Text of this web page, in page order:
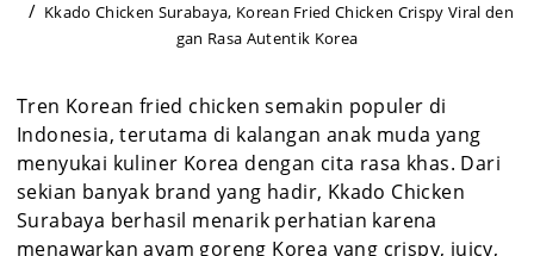
Kkado Chicken Surabaya, Korean Fried Chicken Crispy Viral den
gan Rasa Autentik Korea
Tren Korean fried chicken semakin populer di
Indonesia, terutama di kalangan anak muda yang
menyukai kuliner Korea dengan cita rasa khas. Dari
sekian banyak brand yang hadir, Kkado Chicken
Surabaya berhasil menarik perhatian karena
menawarkan ayam goreng Korea yang crispy, juicy,